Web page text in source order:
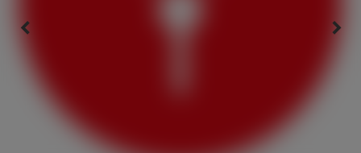
keyboard_arrow_left keyboard_arrow_right